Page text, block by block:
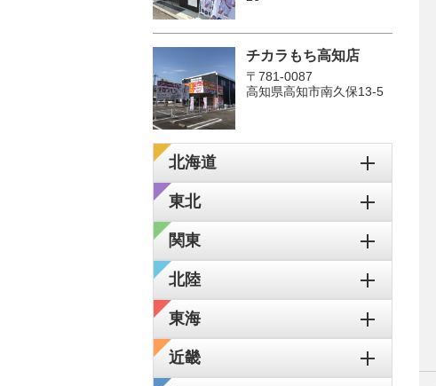
チカラもち高知店
〒781-0087
高知県高知市南久保13-5
北海道
東北
関東
北陸
東海
近畿